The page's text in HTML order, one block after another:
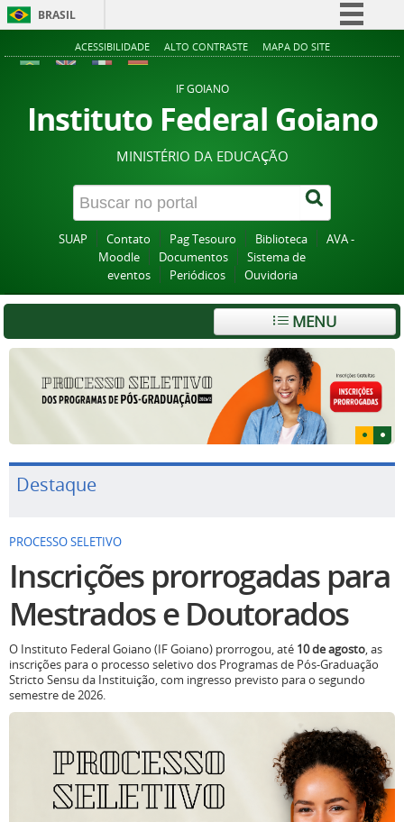
BRASIL
Simplifique!
Acesso à informação
Legislação
Canais
ACESSIBILIDADE ALTO CONTRASTE MAPA DO SITE
IF GOIANO
Instituto Federal Goiano
MINISTÉRIO DA EDUCAÇÃO
SUAP Contato Pag Tesouro Biblioteca
AVA -
Moodle
Documentos
Sistema de
eventos
Periódicos Ouvidoria
MENU
Destaque
Inscrições prorrogadas para
Mestrados e Doutorados
inscrições para o processo seletivo dos Programas de Pós-Graduação
Stricto Sensu da Instituição, com ingresso previsto para o segundo
semestre de 2026.